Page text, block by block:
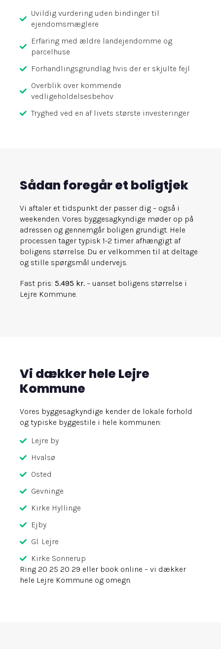
Uvildig vurdering uden bindinger til
ejendomsmæglere
Erfaring med ældre landejendomme og
parcelhuse
Forhandlingsgrundlag hvis der er skjulte fejl
Overblik over kommende
vedligeholdelsesbehov
Tryghed ved en af livets største investeringer
Sådan foregår et boligtjek
Vi aftaler et tidspunkt der passer dig – også i
weekenden. Vores byggesagkyndige møder op på
adressen og gennemgår boligen grundigt. Hele
processen tager typisk 1-2 timer afhængigt af
boligens størrelse. Du er velkommen til at deltage
og stille spørgsmål undervejs.
Fast pris: 5.495 kr. – uanset boligens størrelse i
Lejre Kommune.
Vi dækker hele Lejre
Kommune
Vores byggesagkyndige kender de lokale forhold
og typiske byggestile i hele kommunen:
Lejre by
Hvalsø
Osted
Gevninge
Kirke Hyllinge
Ejby
Gl. Lejre
Kirke Sonnerup
Ring 20 25 20 29 eller book online – vi dækker
hele Lejre Kommune og omegn.